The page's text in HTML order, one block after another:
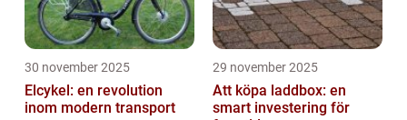
30 november 2025
Elcykel: en revolution
inom modern transport
29 november 2025
Att köpa laddbox: en
smart investering för